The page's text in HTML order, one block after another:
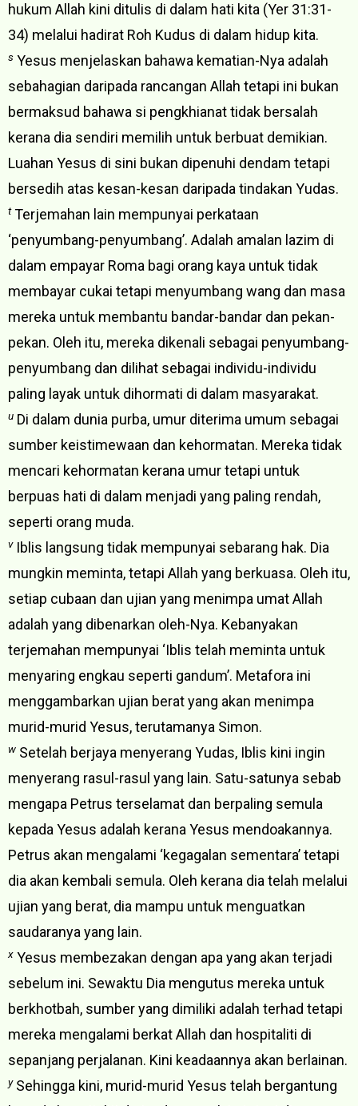
hukum Allah kini ditulis di dalam hati kita (Yer 31:31-
34) melalui hadirat Roh Kudus di dalam hidup kita.
s Yesus menjelaskan bahawa kematian-Nya adalah
sebahagian daripada rancangan Allah tetapi ini bukan
bermaksud bahawa si pengkhianat tidak bersalah
kerana dia sendiri memilih untuk berbuat demikian.
Luahan Yesus di sini bukan dipenuhi dendam tetapi
bersedih atas kesan-kesan daripada tindakan Yudas.
tTerjemahan lain mempunyai perkataan
‘penyumbang-penyumbang’. Adalah amalan lazim di
dalam empayar Roma bagi orang kaya untuk tidak
membayar cukai tetapi menyumbang wang dan masa
mereka untuk membantu bandar-bandar dan pekan-
pekan. Oleh itu, mereka dikenali sebagai penyumbang-
penyumbang dan dilihat sebagai individu-individu
paling layak untuk dihormati di dalam masyarakat.
u Di dalam dunia purba, umur diterima umum sebagai
sumber keistimewaan dan kehormatan. Mereka tidak
mencari kehormatan kerana umur tetapi untuk
berpuas hati di dalam menjadi yang paling rendah,
seperti orang muda.
vIblis langsung tidak mempunyai sebarang hak. Dia
mungkin meminta, tetapi Allah yang berkuasa. Oleh itu,
setiap cubaan dan ujian yang menimpa umat Allah
adalah yang dibenarkan oleh-Nya. Kebanyakan
terjemahan mempunyai ‘Iblis telah meminta untuk
menyaring engkau seperti gandum’. Metafora ini
menggambarkan ujian berat yang akan menimpa
murid-murid Yesus, terutamanya Simon.
w Setelah berjaya menyerang Yudas, Iblis kini ingin
menyerang rasul-rasul yang lain. Satu-satunya sebab
mengapa Petrus terselamat dan berpaling semula
kepada Yesus adalah kerana Yesus mendoakannya.
Petrus akan mengalami ‘kegagalan sementara’ tetapi
dia akan kembali semula. Oleh kerana dia telah melalui
ujian yang berat, dia mampu untuk menguatkan
saudaranya yang lain.
x Yesus membezakan dengan apa yang akan terjadi
sebelum ini. Sewaktu Dia mengutus mereka untuk
berkhotbah, sumber yang dimiliki adalah terhad tetapi
mereka mengalami berkat Allah dan hospitaliti di
sepanjang perjalanan. Kini keadaannya akan berlainan.
ySehingga kini, murid-murid Yesus telah bergantung